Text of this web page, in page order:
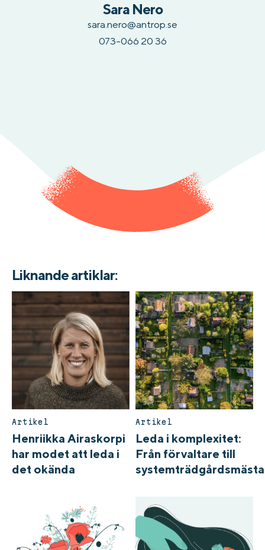
Sara Nero
sara.nero@antrop.se
073-066 20 36
Liknande artiklar:
Artikel
Henriikka Airaskorpi
har modet att leda i
det okända
Artikel
Leda i komplexitet:
Från förvaltare till